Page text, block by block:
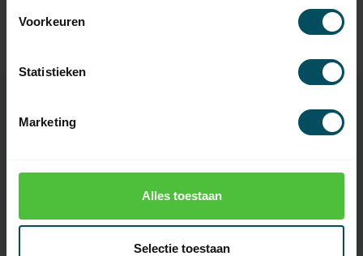
Voorkeuren
Statistieken
Marketing
Alles toestaan
Selectie toestaan
inbouw afdekplaat 4,95
2542
EAN Code 7432257277233